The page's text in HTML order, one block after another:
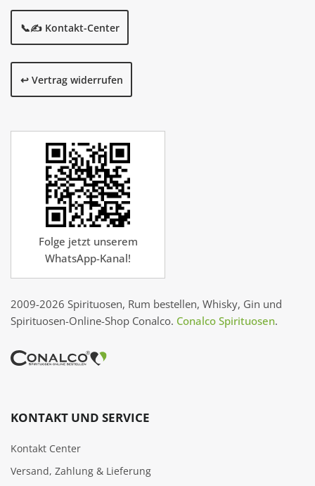
📞✍️ Kontakt-Center
↩️ Vertrag widerrufen
Folge jetzt unserem
WhatsApp-Kanal!
2009-2026 Spirituosen, Rum bestellen, Whisky, Gin und
Spirituosen-Online-Shop Conalco. Conalco Spirituosen.
KONTAKT UND SERVICE
Kontakt Center
Versand, Zahlung & Lieferung